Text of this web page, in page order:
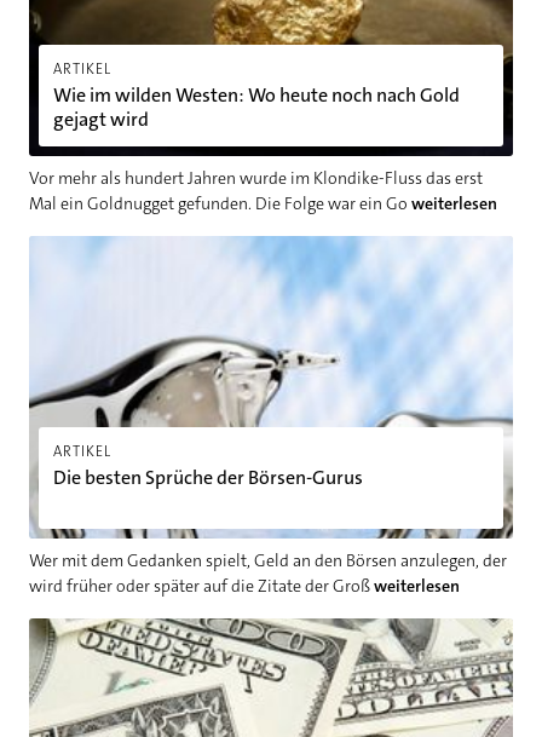
ARTIKEL
Wie im wilden Westen: Wo heute noch nach Gold
gejagt wird
Vor mehr als hundert Jahren wurde im Klondike-Fluss das erst
Mal ein Goldnugget gefunden. Die Folge war ein Go weiterlesen
ARTIKEL
Die besten Sprüche der Börsen-Gurus
Wer mit dem Gedanken spielt, Geld an den Börsen anzulegen, der
wird früher oder später auf die Zitate der Großweiterlesen
Die besten Sprüche der Börsen-Gurus
Aktienanlage im Ausland: Devisenkurse im Blick